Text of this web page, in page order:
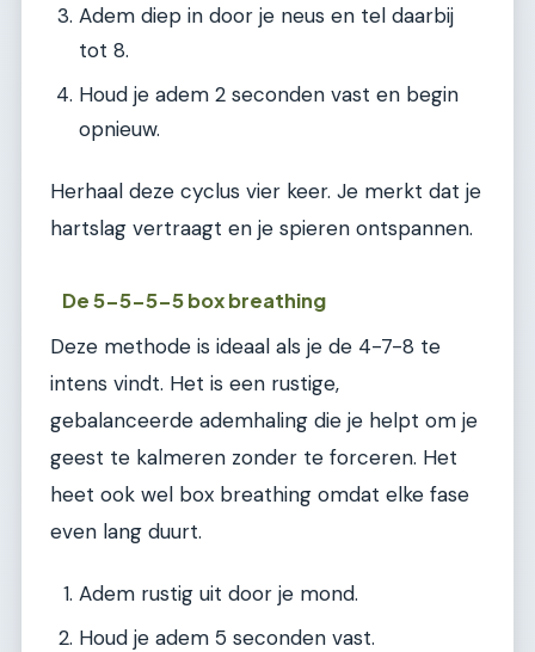
Adem diep in door je neus en tel daarbij
tot 8.
Houd je adem 2 seconden vast en begin
opnieuw.
Herhaal deze cyclus vier keer. Je merkt dat je
hartslag vertraagt en je spieren ontspannen.
De 5-5-5-5 box breathing
Deze methode is ideaal als je de 4-7-8 te
intens vindt. Het is een rustige,
gebalanceerde ademhaling die je helpt om je
geest te kalmeren zonder te forceren. Het
heet ook wel box breathing omdat elke fase
even lang duurt.
Adem rustig uit door je mond.
Houd je adem 5 seconden vast.